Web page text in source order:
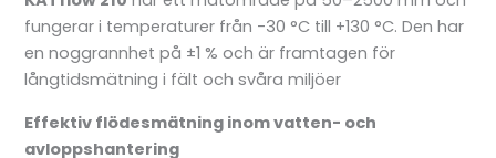
fungerar i temperaturer från -30 °C till +130 °C. Den har
en noggrannhet på ±1 % och är framtagen för
långtidsmätning i fält och svåra miljöer
Effektiv flödesmätning inom vatten- och
avloppshantering